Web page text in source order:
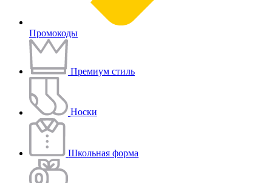
Промокоды
Премиум стиль
Носки
Школьная форма